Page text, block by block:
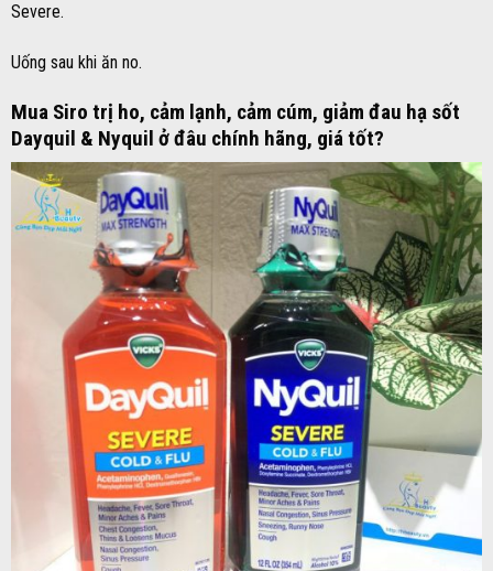
Severe.
Uống sau khi ăn no.
Mua Siro trị ho, cảm lạnh, cảm cúm, giảm đau hạ sốt
Dayquil & Nyquil ở đâu chính hãng, giá tốt?